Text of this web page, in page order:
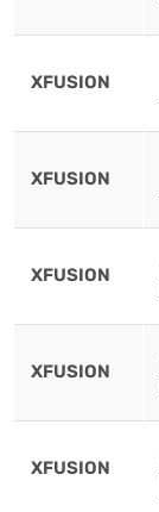
XFUSION
XFUSION
XFUSION
XFUSION
XFUSION